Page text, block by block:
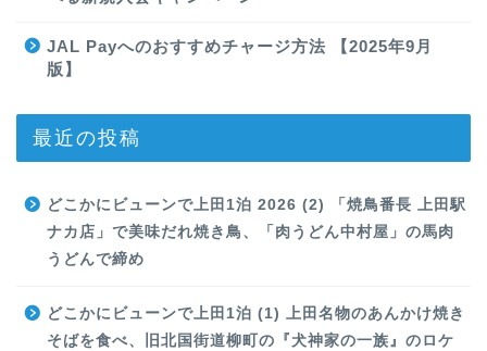
JAL Payへのおすすめチャージ方法 【2025年9月
版】
最近の投稿
どこかにビューンで上田1泊 2026 (2) 「焼鳥番長 上田駅
ナカ店」で美味だれ焼き鳥、「肉うどん中村屋」の馬肉
うどんで締め
どこかにビューンで上田1泊 (1) 上田名物のあんかけ焼き
そばを食べ、旧北国街道柳町の『犬神家の一族』のロケ